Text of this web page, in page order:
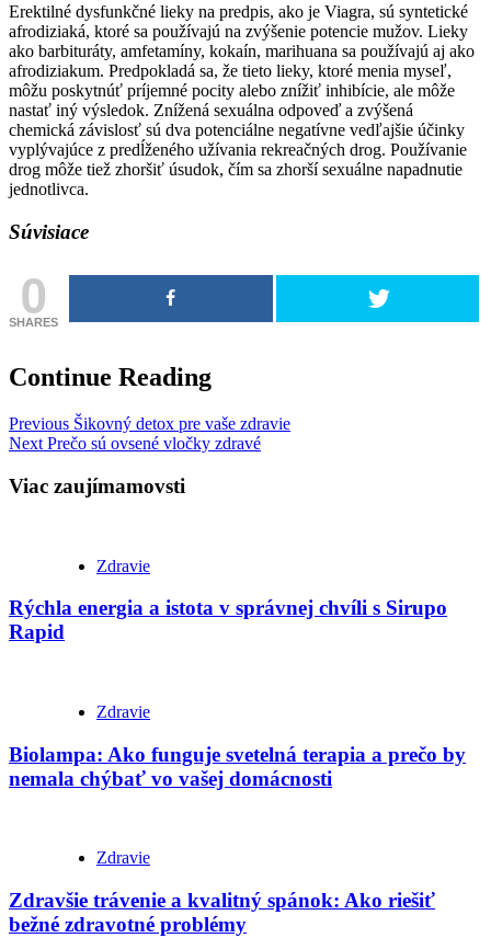
Erektilné dysfunkčné lieky na predpis, ako je Viagra, sú syntetické
afrodiziaká, ktoré sa používajú na zvýšenie potencie mužov. Lieky
ako barbituráty, amfetamíny, kokaín, marihuana sa používajú aj ako
afrodiziakum. Predpokladá sa, že tieto lieky, ktoré menia myseľ,
môžu poskytnúť príjemné pocity alebo znížiť inhibície, ale môže
nastať iný výsledok. Znížená sexuálna odpoveď a zvýšená
chemická závislosť sú dva potenciálne negatívne vedľajšie účinky
vyplývajúce z predĺženého užívania rekreačných drog. Používanie
drog môže tiež zhoršiť úsudok, čím sa zhorší sexuálne napadnutie
jednotlivca.
Súvisiace
0
SHARES
Continue Reading
Previous Šikovný detox pre vaše zdravie
Next Prečo sú ovsené vločky zdravé
Viac zaujímamovsti
Zdravie
Rýchla energia a istota v správnej chvíli s Sirupo
Rapid
Zdravie
Biolampa: Ako funguje svetelná terapia a prečo by
nemala chýbať vo vašej domácnosti
Zdravie
Zdravšie trávenie a kvalitný spánok: Ako riešiť
bežné zdravotné problémy